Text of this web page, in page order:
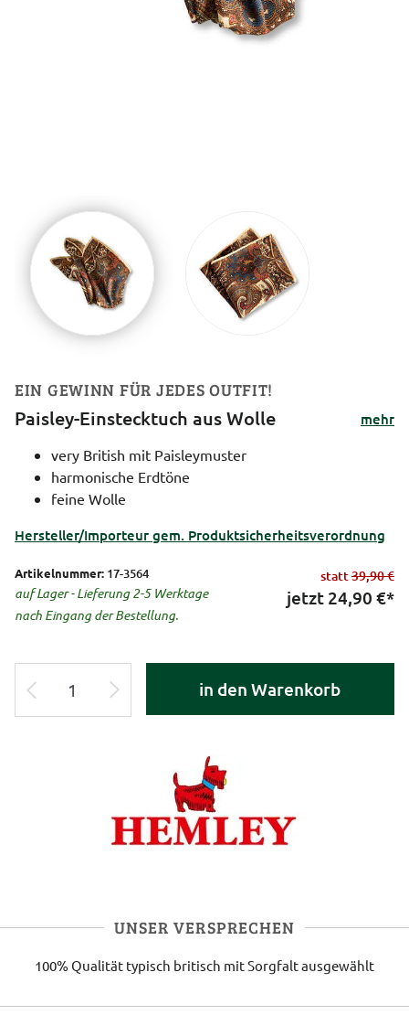
EIN GEWINN FÜR JEDES OUTFIT!
Paisley-Einstecktuch aus Wolle
mehr
very British mit Paisleymuster
harmonische Erdtöne
feine Wolle
Hersteller/Importeur gem. Produktsicherheitsverordnung
Artikelnummer: 17-3564
auf Lager - Lieferung 2-5 Werktage
nach Eingang der Bestellung.
statt39,90 €
jetzt 24,90 €*
in den Warenkorb
UNSER VERSPRECHEN
100% Qualität typisch britisch mit Sorgfalt ausgewählt